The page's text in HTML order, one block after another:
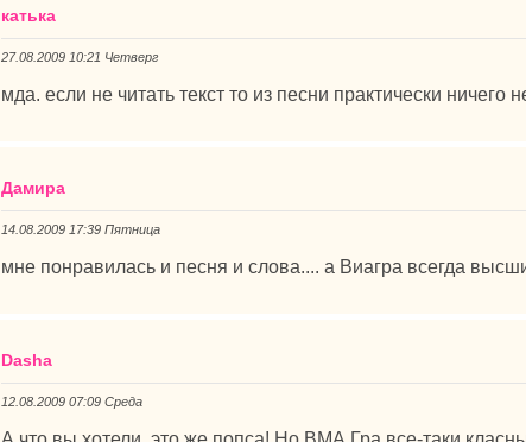
катька
27.08.2009 10:21 Четверг
мда. если не читать текст то из песни практически ничего
Дамира
14.08.2009 17:39 Пятница
мне понравилась и песня и слова.... а Виагра всегда
Dasha
12.08.2009 07:09 Среда